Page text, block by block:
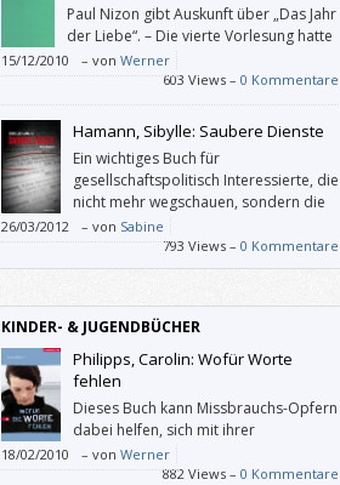
Paul Nizon gibt Auskunft über „Das Jahr
der Liebe“. – Die vierte Vorlesung hatte
Stoff, Form, Struktur, Aussage und
Thematik zum Thema.
15/12/2010 – von Werner
603 Views – 0 Kommentare
Hamann, Sibylle: Saubere Dienste
Ein wichtiges Buch für
gesellschaftspolitisch Interessierte, die
nicht mehr wegschauen, sondern die
„unsichtbaren Helferlein“ endlich
wahrnehmen wollen.
26/03/2012 – von Sabine
793 Views – 0 Kommentare
KINDER- & JUGENDBÜCHER
Philipps, Carolin: Wofür Worte
fehlen
Dieses Buch kann Missbrauchs-Opfern
dabei helfen, sich mit ihrer
schrecklichen Wahrheit jemandem
anzuvertrauen.
18/02/2010 – von Werner
882 Views – 0 Kommentare